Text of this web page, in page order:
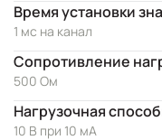
Время установки
1 мс на канал
Сопротивление
500 Ом
Нагрузочная
10 В при 10 мА